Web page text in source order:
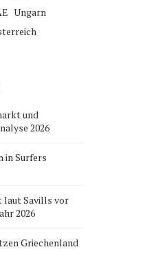
Ungarn
und
2026
in Surfers
laut Savills vor
2026
Griechenland